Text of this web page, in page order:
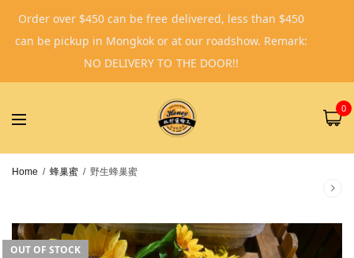
0
Home / 蜂巢蜜 / 野生蜂巢蜜
OUT OF STOCK
Order over $450 can be free delivered, less than $450
can be pickup in Mongkok or at our roadshow. Remark:
NO DELIVERY TO THE DOOR!!